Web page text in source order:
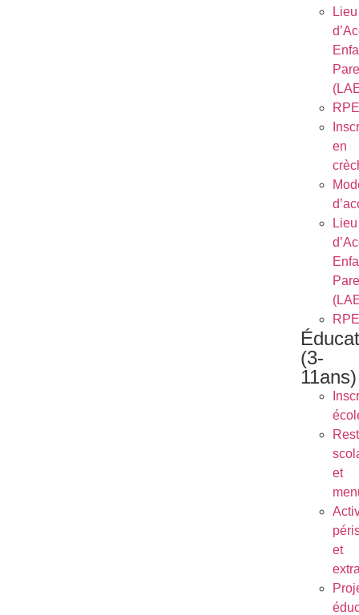
Lieu
RPE
en
Lieu
RPE
(3-
11ans)
et
et